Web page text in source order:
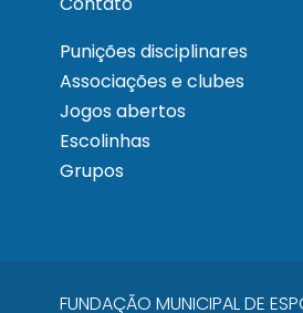
Punições disciplinares
Associações e clubes
Jogos abertos
Escolinhas
Grupos
FUNDAÇÃO MUNICIPAL DE